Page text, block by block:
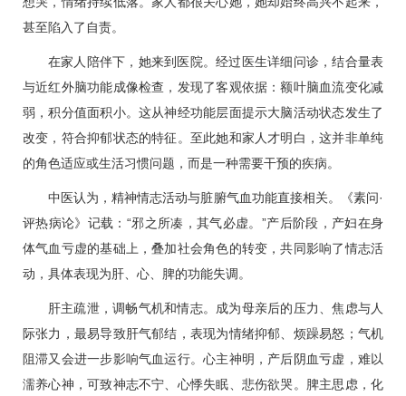
甚至陷入了自责。
在家人陪伴下，她来到医院。经过医生详细问诊，结合量表
与近红外脑功能成像检查，发现了客观依据：额叶脑血流变化减
弱，积分值面积小。这从神经功能层面提示大脑活动状态发生了
改变，符合抑郁状态的特征。至此她和家人才明白，这并非单纯
的角色适应或生活习惯问题，而是一种需要干预的疾病。
中医认为，精神情志活动与脏腑气血功能直接相关。《素问·
评热病论》记载：“邪之所凑，其气必虚。”产后阶段，产妇在身
体气血亏虚的基础上，叠加社会角色的转变，共同影响了情志活
动，具体表现为肝、心、脾的功能失调。
肝主疏泄，调畅气机和情志。成为母亲后的压力、焦虑与人
际张力，最易导致肝气郁结，表现为情绪抑郁、烦躁易怒；气机
阻滞又会进一步影响气血运行。心主神明，产后阴血亏虚，难以
濡养心神，可致神志不宁、心悸失眠、悲伤欲哭。脾主思虑，化